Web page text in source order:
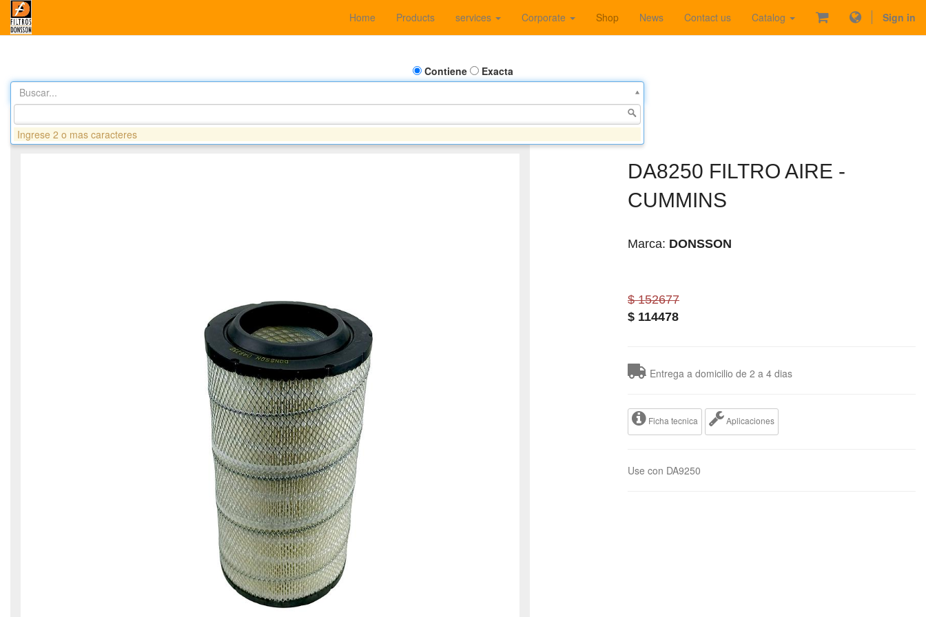
Home Products services Corporate Shop News Contact us Catalog Sign in
Contiene
Exacta
Buscar...
DA8250 FILTRO AIRE -
CUMMINS
Marca: DONSSON
$ 152677
$ 114478
Entrega a domicilio de 2 a 4 dias
Ficha tecnica Aplicaciones
Use con DA9250
Ingrese 2 o mas caracteres